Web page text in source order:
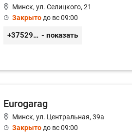
Минск, ул. Селицкого, 21
Закрытодо вс 09:00
+375293476655 - показать
Eurogarag
Минск, ул. Центральная, 39а
Закрытодо вс 09:00